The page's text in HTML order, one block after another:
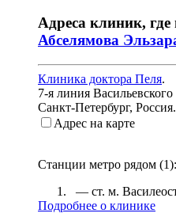
Адреса клиник,
Абселямова
Клиника доктора Пеля.
7-я линия
Санкт-Петербург, Россия.
Адрес на карте
Станции метро рядом (1):
— ст. м.
Подробнее о клинике